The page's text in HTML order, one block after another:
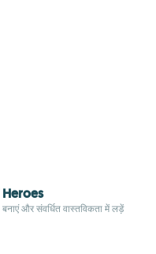
बनाएं और संवर्धित वास्तविकता में लड़ें